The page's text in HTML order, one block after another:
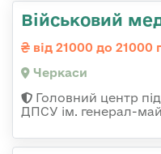
Військовий
від 21000 до 21000
Черкаси
Головний центр
ДПСУ ім. генерал-